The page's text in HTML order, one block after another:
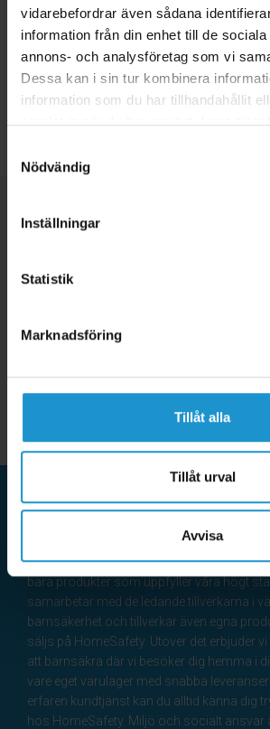
vidarebefordrar även sådana
information från din enhet till de
annons- och analysföretag som vi
Dessa kan i sin tur kombinera
information som du har tillhandahållit
samlat in när du har använt deras
Nödvändig
Inställningar
Statistik
Marknadsföring
Tillåt alla
Tillåt urval
Avvisa
2. Var extra noggrann och kontrollera att
kan öppnas!
HomeSafety tar barnsäkerhet på stort
bara produkter som uppfyller våra högt
samarbetar med de ledande tillverkarna i
barnsäkerhet och tillverkar även egna
säljs på HomeSafety. Utöver det erbjuder
att barnsäkra där vi besöker dig hemma i
vare eget varulager med snabba
erfaren kundtjänst kan du alltid känna dig
hos HomeSafety. Miljö och socialt ansvar